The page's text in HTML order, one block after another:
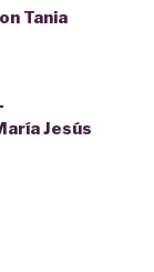
Tania
Jesús